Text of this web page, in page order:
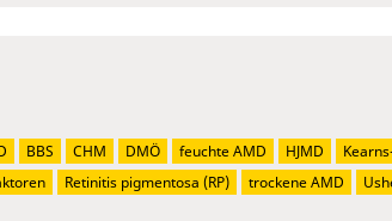
BBS CHM DMÖ feuchte AMD HJMD
Retinitis pigmentosa (RP) trockene AMD